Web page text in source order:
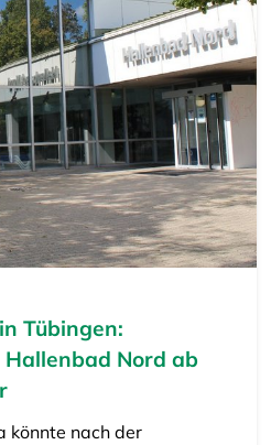
Tübingen:
Nord ab
könnte nach der